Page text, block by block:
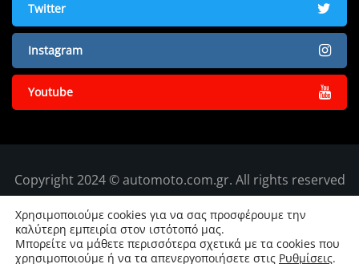
Twitter
Instagram
Youtube
Copyright 2024 © automoto.com.gr. All rights reserved
Χρησιμοποιούμε cookies για να σας προσφέρουμε την
καλύτερη εμπειρία στον ιστότοπό μας.
Μπορείτε να μάθετε περισσότερα σχετικά με τα cookies που
χρησιμοποιούμε ή να τα απενεργοποιήσετε στις Ρυθμίσεις.